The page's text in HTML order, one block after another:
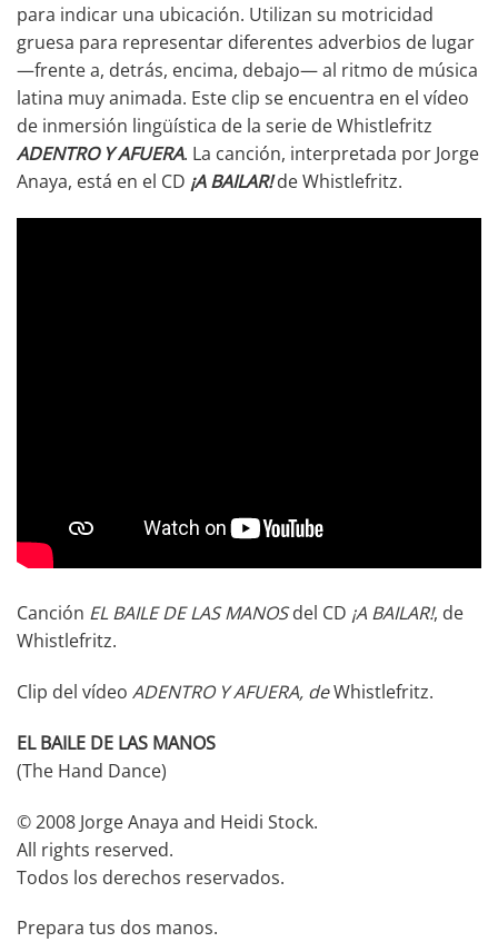
para indicar una ubicación. Utilizan su motricidad
gruesa para representar diferentes adverbios de lugar
—frente a, detrás, encima, debajo— al ritmo de música
latina muy animada. Este clip se encuentra en el vídeo
de inmersión lingüística de la serie de Whistlefritz
ADENTRO Y AFUERA. La canción, interpretada por Jorge
Anaya, está en el CD ¡A BAILAR! de Whistlefritz.
Canción EL BAILE DE LAS MANOSdel CD ¡A BAILAR!, de
Whistlefritz.
Clip del vídeo ADENTRO Y AFUERA, deWhistlefritz.
EL BAILE DE LAS MANOS
(The Hand Dance)
© 2008 Jorge Anaya and Heidi Stock.
All rights reserved.
Todos los derechos reservados.
Prepara tus dos manos.